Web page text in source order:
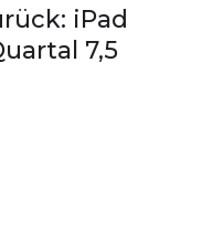
iPad
7,5